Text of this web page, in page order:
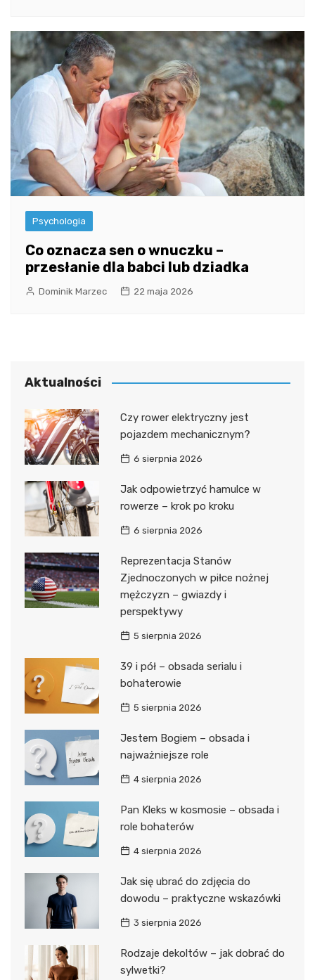
Psychologia
Co oznacza sen o wnuczku –
przesłanie dla babci lub dziadka
Dominik Marzec 22 maja 2026
Aktualności
Czy rower elektryczny jest
pojazdem mechanicznym?
6 sierpnia 2026
Jak odpowietrzyć hamulce w
rowerze – krok po kroku
6 sierpnia 2026
Reprezentacja Stanów
Zjednoczonych w piłce nożnej
mężczyzn – gwiazdy i
perspektywy
5 sierpnia 2026
39 i pół – obsada serialu i
bohaterowie
5 sierpnia 2026
Jestem Bogiem – obsada i
najważniejsze role
4 sierpnia 2026
Pan Kleks w kosmosie – obsada i
role bohaterów
4 sierpnia 2026
Jak się ubrać do zdjęcia do
dowodu – praktyczne wskazówki
3 sierpnia 2026
Rodzaje dekoltów – jak dobrać do
sylwetki?